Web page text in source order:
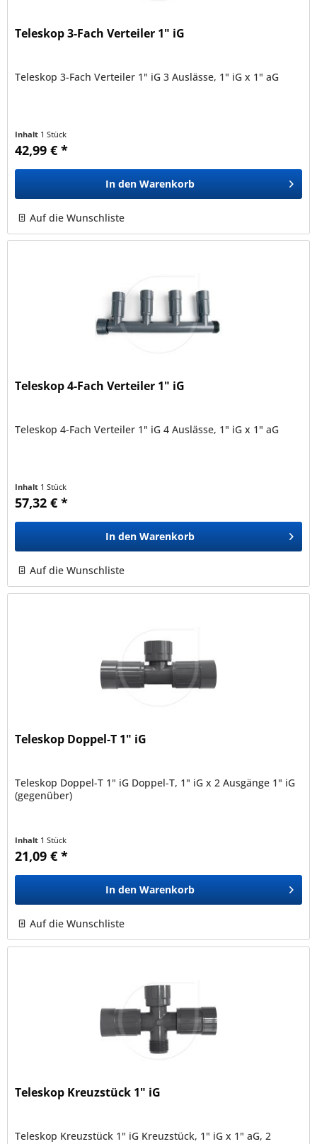
Teleskop 3-Fach Verteiler 1" iG
Teleskop 3-Fach Verteiler 1" iG 3 Auslässe, 1" iG x 1" aG
Inhalt 1 Stück
42,99 € *
In den Warenkorb
Auf die Wunschliste
Teleskop 4-Fach Verteiler 1" iG
Teleskop 4-Fach Verteiler 1" iG 4 Auslässe, 1" iG x 1" aG
Inhalt 1 Stück
57,32 € *
In den Warenkorb
Auf die Wunschliste
Teleskop Doppel-T 1" iG
Teleskop Doppel-T 1" iG Doppel-T, 1" iG x 2 Ausgänge 1" iG
(gegenüber)
Inhalt 1 Stück
21,09 € *
In den Warenkorb
Auf die Wunschliste
Teleskop Kreuzstück 1" iG
Teleskop Kreuzstück 1" iG Kreuzstück, 1" iG x 1" aG, 2